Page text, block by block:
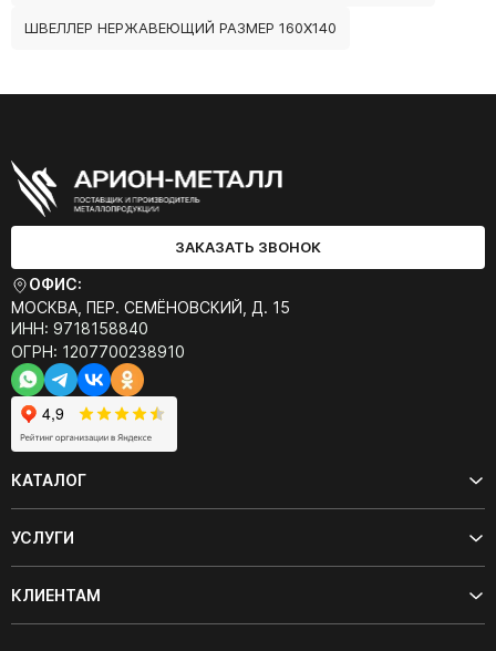
ШВЕЛЛЕР НЕРЖАВЕЮЩИЙ РАЗМЕР 160Х140
ЗАКАЗАТЬ ЗВОНОК
ОФИС:
МОСКВА, ПЕР. СЕМЁНОВСКИЙ, Д. 15
ИНН: 9718158840
ОГРН: 1207700238910
КАТАЛОГ
УСЛУГИ
КЛИЕНТАМ